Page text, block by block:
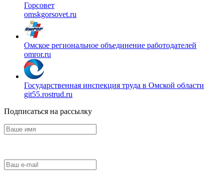
Горсовет
omskgorsovet.ru
Омское региональное объединение работодателей
omror.ru
Государственная инспекция труда в Омской области
git55.rostrud.ru
Подписаться на рассылку